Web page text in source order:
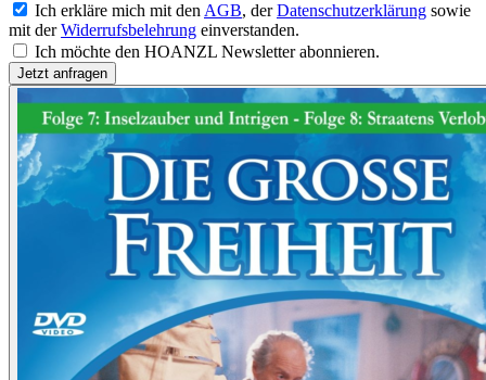
Ich erkläre mich mit den AGB, derDatenschutzerklärung sowie
mit derWiderrufsbelehrung einverstanden.
Ich möchte den HOANZL Newsletter abonnieren.